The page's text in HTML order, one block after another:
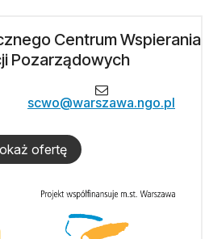
Centrum Wspierania
Pozarządowych
scwo@warszawa.ngo.pl
ofertę